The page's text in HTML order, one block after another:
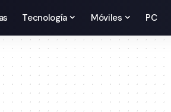
Tecnología Móviles PC